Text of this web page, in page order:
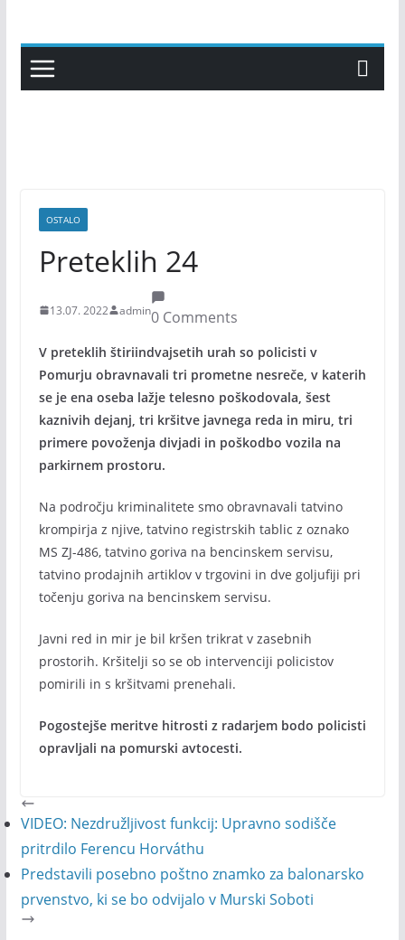
content
OSTALO
Preteklih 24
13.07. 2022 admin0 Comments
V preteklih štiriindvajsetih urah so policisti v
Pomurju obravnavali tri prometne nesreče, v katerih
se je ena oseba lažje telesno poškodovala, šest
kaznivih dejanj, tri kršitve javnega reda in miru, tri
primere povoženja divjadi in poškodbo vozila na
parkirnem prostoru.
Na področju kriminalitete smo obravnavali tatvino
krompirja z njive, tatvino registrskih tablic z oznako
MS ZJ-486, tatvino goriva na bencinskem servisu,
tatvino prodajnih artiklov v trgovini in dve goljufiji pri
točenju goriva na bencinskem servisu.
Javni red in mir je bil kršen trikrat v zasebnih
prostorih. Kršitelji so se ob intervenciji policistov
pomirili in s kršitvami prenehali.
Pogostejše meritve hitrosti z radarjem bodo policisti
opravljali na pomurski avtocesti.
VIDEO: Nezdružljivost funkcij: Upravno sodišče
pritrdilo Ferencu Horváthu
Predstavili posebno poštno znamko za balonarsko
prvenstvo, ki se bo odvijalo v Murski Soboti